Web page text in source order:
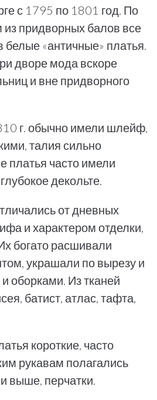
с 1795 по 1801 год. По
из придворных балов все
«античные» платья.
дворе мода вскоре
и вне придворного
г. обычно имели шлейф,
талия сильно
платья часто имели
декольте.
от дневных
и характером отделки,
богато расшивали
украшали по вырезу и
оборками. Из тканей
батист, атлас, тафта,
короткие, часто
рукавам полагались
выше, перчатки.